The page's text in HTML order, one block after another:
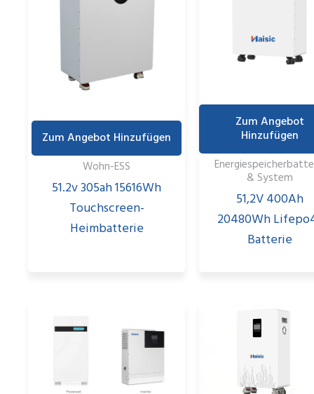
Zum Angebot Hinzufügen
Wohn-ESS
51.2v 305ah 15616Wh
Touchscreen-
Heimbatterie
Zum Angebot
Hinzufügen
& System
51,2V 400Ah
20480Wh
Batterie